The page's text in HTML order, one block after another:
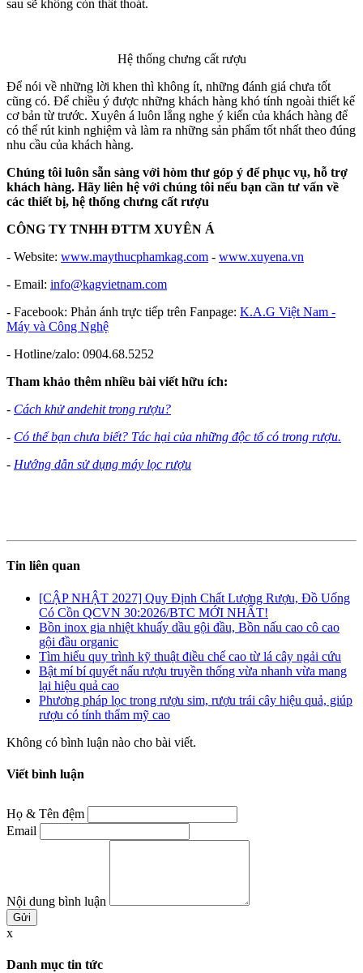
sau sẽ không còn thất thoát.
Hệ thống chưng cất rượu
Để nói về những lời khen thì không ít, những đánh giá chưa tốt
cũng có. Để chiều ý được những khách hàng khó tính ngoài thiết kế
cơ bản từ trước. Xuyên á luôn lắng nghe ý kiến của khách hàng để
có thể rút kinh nghiệm và làm ra những sản phẩm tốt nhất theo đúng
nhu cầu của khách hàng.
Chúng tôi luôn sẵn sàng với hòm thư góp ý để phục vụ, hỗ trợ
khách hàng. Hãy liên hệ với chúng tôi nếu bạn cần tư vấn về
các thiết bị, hệ thống chưng cất rượu
CÔNG TY TNHH ĐTTM XUYÊN Á
- Website: www.maythucphamkag.com - www.xuyena.vn
- Email: info@kagvietnam.com
- Facebook: Phản ánh trực tiếp trên Fanpage: K.A.G Việt Nam -
Máy và Công Nghệ
- Hotline/zalo: 0904.68.5252
Tham khảo thêm nhiều bài viết hữu ích:
- Cách khử andehit trong rượu?
- Có thể bạn chưa biết? Tác hại của những độc tố có trong rượu.
- Hướng dẫn sử dụng máy lọc rượu
Tin liên quan
[CẬP NHẬT 2027] Quy Định Chất Lượng Rượu, Đồ Uống
Có Cồn QCVN 30:2026/BTC MỚI NHẤT!
Bồn inox gia nhiệt khuấy dầu gội đầu, Bồn nấu cao cô cao
gội đầu organic
Tìm hiểu quy trình kỹ thuật điều chế cao từ lá cây ngải cứu
Bật mí bí quyết nấu rượu truyền thống vừa nhanh vừa mang
lại hiệu quả cao
Phương pháp lọc trong rượu sim, rượu trái cây hiệu quả, giúp
rượu có tính thẩm mỹ cao
Không có bình luận nào cho bài viết.
Viết bình luận
Họ & Tên đệm
Email
Nội dung bình luận
x
Danh mục tin tức